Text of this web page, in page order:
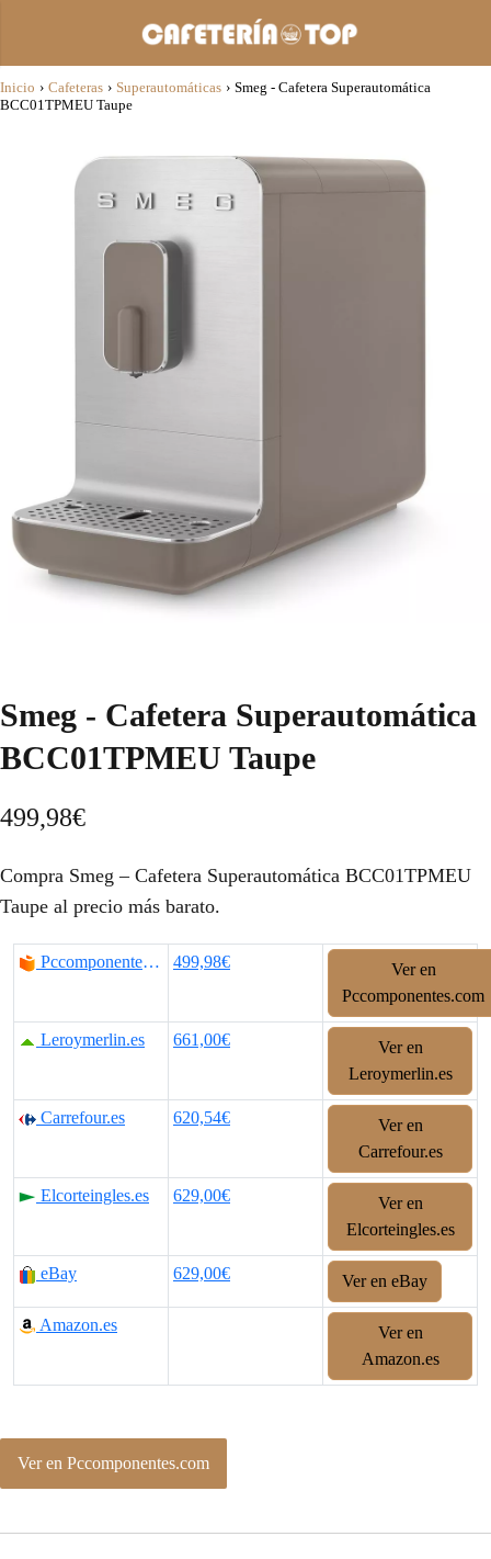
Inicio › Cafeteras › Superautomáticas › Smeg - Cafetera Superautomática
BCC01TPMEU Taupe
Smeg - Cafetera Superautomática
BCC01TPMEU Taupe
499,98€
Compra Smeg – Cafetera Superautomática BCC01TPMEU
Taupe al precio más barato.
Pccomponentes.com 499,98€
Ver en
Pccomponentes.com
Leroymerlin.es 661,00€
Ver en
Leroymerlin.es
Carrefour.es 620,54€
Ver en
Carrefour.es
Elcorteingles.es 629,00€
Ver en
Elcorteingles.es
eBay 629,00€ Ver en eBay
Amazon.es
Ver en
Amazon.es
Ver en Pccomponentes.com